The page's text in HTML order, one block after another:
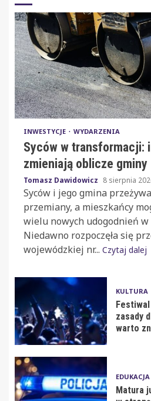
INWESTYCJE WYDARZENIA
Syców w transformacji:
zmieniają oblicze gminy
Tomasz Dawidowicz 8 sierpnia
Syców i jego gmina
przemiany, a mieszkańcy
wielu nowych udogodnień
Niedawno rozpoczęła się
wojewódzkiej nr... Czytaj dalej
KULTURA
zasady
warto
EDUKACJA
Matura